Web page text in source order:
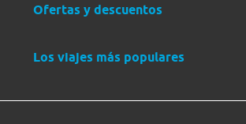
Ofertas y descuentos
Los viajes más populares